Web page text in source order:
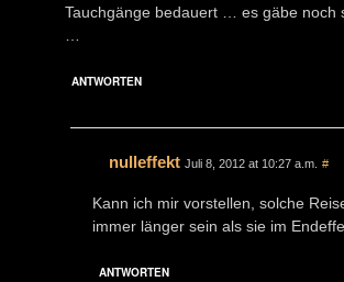
Tauchgänge bedauert … es gäbe noch
ANTWORTEN
nulleffekt Juli 8, 2012 at 10:27 a.m. #
Kann ich mir vorstellen, solche
immer länger sein als sie im
ANTWORTEN